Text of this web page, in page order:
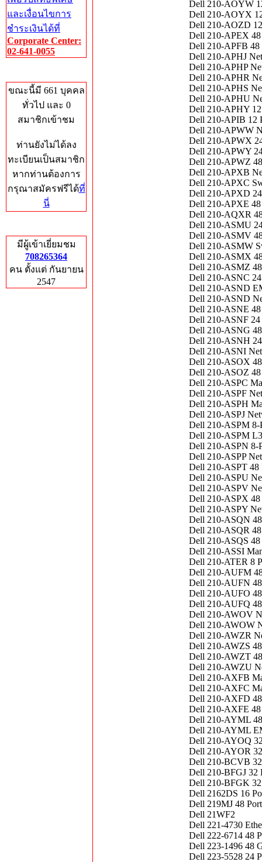
และเงื่อนไขการ
ชำระเงินได้ที่
Corporate Center:
02-641-0055
ขณะนี้มี 661 บุคคล
ทั่วไป และ 0
สมาชิกเข้าชม
ท่านยังไม่ได้ลง
ทะเบียนเป็นสมาชิก
หากท่านต้องการ
กรุณาสมัครฟรีได้ที่
นี่
มีผู้เข้าเยี่ยมชม
708265364
คน ตั้งแต่ กันยายน
2547
Dell 210-AOYW
Dell 210-AOYX
Dell 210-AOZD
Dell 210-APEX 48
Dell 210-APFB 48
Dell 210-APHJ
Dell 210-APHP
Dell 210-APHR
Dell 210-APHS
Dell 210-APHU
Dell 210-APHY
Dell 210-APIB 12
Dell 210-APWW
Dell 210-APWX
Dell 210-APWY
Dell 210-APWZ
Dell 210-APXB
Dell 210-APXC
Dell 210-APXD
Dell 210-APXE
Dell 210-AQXR
Dell 210-ASMU
Dell 210-ASMV
Dell 210-ASMW
Dell 210-ASMX
Dell 210-ASMZ
Dell 210-ASNC
Dell 210-ASND
Dell 210-ASND
Dell 210-ASNE
Dell 210-ASNF 24
Dell 210-ASNG
Dell 210-ASNH
Dell 210-ASNI
Dell 210-ASOX
Dell 210-ASOZ 48
Dell 210-ASPC
Dell 210-ASPF
Dell 210-ASPH
Dell 210-ASPJ
Dell 210-ASPM 8-
Dell 210-ASPM
Dell 210-ASPN 8-
Dell 210-ASPP
Dell 210-ASPT 48
Dell 210-ASPU
Dell 210-ASPV
Dell 210-ASPX
Dell 210-ASPY
Dell 210-ASQN
Dell 210-ASQR
Dell 210-ASQS 48
Dell 210-ASSI
Dell 210-ATER 8
Dell 210-AUFM
Dell 210-AUFN
Dell 210-AUFO
Dell 210-AUFQ
Dell 210-AWOV
Dell 210-AWOW
Dell 210-AWZR
Dell 210-AWZS
Dell 210-AWZT
Dell 210-AWZU
Dell 210-AXFB
Dell 210-AXFC
Dell 210-AXFD
Dell 210-AXFE 48
Dell 210-AYML
Dell 210-AYML
Dell 210-AYOQ
Dell 210-AYOR
Dell 210-BCVB
Dell 210-BFGJ 32
Dell 210-BFGK
Dell 2162DS 16
Dell 219MJ 48
Dell 21WF2
Dell 221-4730
Dell 222-6714 48
Dell 223-1496 48
Dell 223-5528 24